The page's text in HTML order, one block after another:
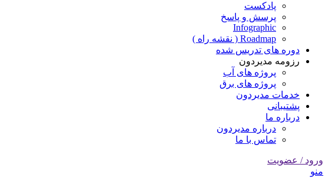
پادکست
پرسش و پاسخ
Infographic
Roadmap ( نقشه راه )
دوره های تدریس شده
رزومه مدیردون
پروژه های آب
پروژه های برق
خدمات مدیردون
پشتیبانی
درباره ما
درباره مدیردون
تماس با ما
ورود / عضویت
منو